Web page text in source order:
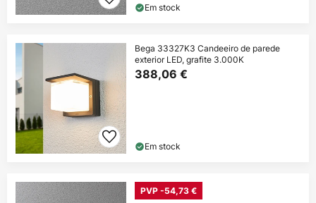
Em stock
Bega 33327K3 Candeeiro de parede
exterior LED, grafite 3.000K
388,06 €
Em stock
PVP -54,73 €